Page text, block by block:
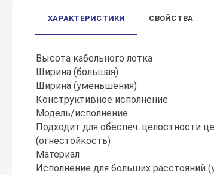
ХАРАКТЕРИСТИКИ СВОЙСТВА
Высота кабельного лотка
Ширина (большая)
Ширина (уменьшения)
Конструктивное исполнение
Модель/исполнение
Подходит для обеспеч. целостности
(огнестойкость)
Материал
Исполнение для больших расстояний